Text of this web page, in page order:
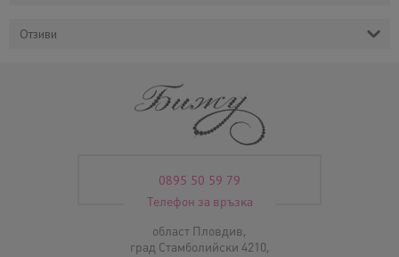
Отзиви
0895 50 59 79
Телефон за връзка
област Пловдив,
град Стамболийски 4210,